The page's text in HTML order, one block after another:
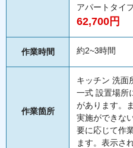
アパートタイ
62,700円
作業時間 約2~3時間
作業箇所
キッチン 洗面
一式 設置場所
があります。
実施ができな
要に応じて作
ます。表示さ